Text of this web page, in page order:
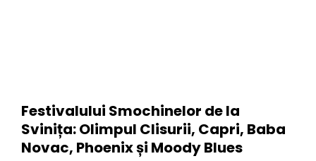
Festivalului Smochinelor de la
Svinița: Olimpul Clisurii, Capri, Baba
Novac, Phoenix și Moody Blues